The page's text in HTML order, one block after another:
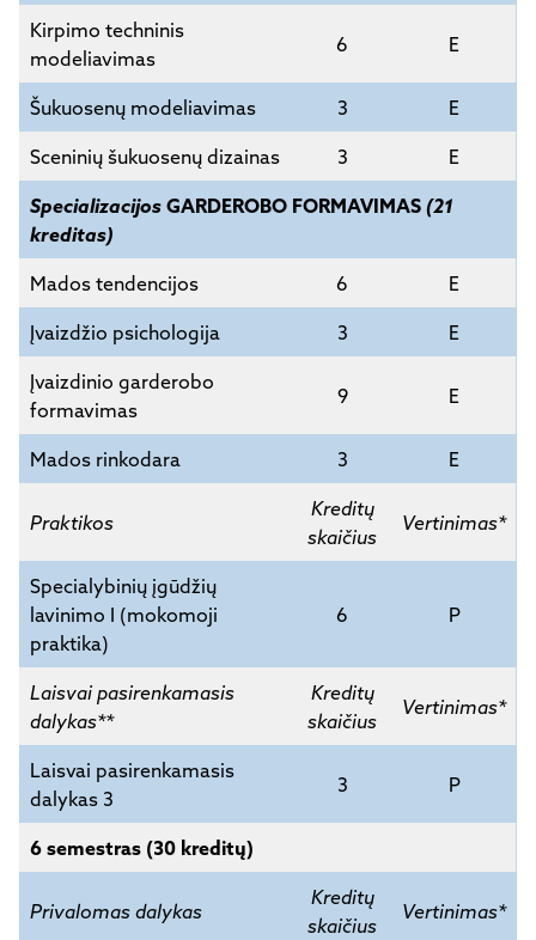
Kirpimo techninis
modeliavimas
6 E
Šukuosenų modeliavimas 3 E
Sceninių šukuosenų dizainas 3 E
Specializacijos GARDEROBO FORMAVIMAS (21
kreditas)
Mados tendencijos 6 E
Įvaizdžio psichologija 3 E
Įvaizdinio garderobo
formavimas
9 E
Mados rinkodara 3 E
Praktikos
Kreditų
skaičius
Vertinimas*
Specialybinių įgūdžių
lavinimo I (mokomoji
praktika)
6 P
Laisvai pasirenkamasis
dalykas**
Kreditų
skaičius
Vertinimas*
Laisvai pasirenkamasis
dalykas 3
3 P
6 semestras (30 kreditų)
Privalomas dalykas
Kreditų
skaičius
Vertinimas*